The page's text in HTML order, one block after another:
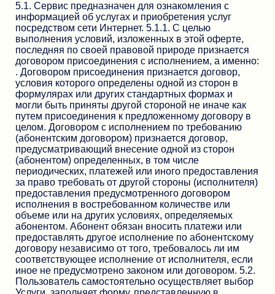
5.1. Сервис предназначен для ознакомления с
информацией об услугах и приобретения услуг
посредством сети Интернет. 5.1.1. С целью
выполнения условий, изложенных в этой оферте,
последняя по своей правовой природе признается
договором присоединения с исполнением, а именно:
. Договором присоединения признается договор,
условия которого определены одной из сторон в
формулярах или других стандартных формах и
могли быть приняты другой стороной не иначе как
путем присоединения к предложенному договору в
целом. Договором с исполнением по требованию
(абонентским договором) признается договор,
предусматривающий внесение одной из сторон
(абонентом) определенных, в том числе
периодических, платежей или иного предоставления
за право требовать от другой стороны (исполнителя)
предоставления предусмотренного договором
исполнения в востребованном количестве или
объеме или на других условиях, определяемых
абонентом. Абонент обязан вносить платежи или
предоставлять другое исполнение по абонентскому
договору независимо от того, требовалось ли им
соответствующее исполнение от исполнителя, если
иное не предусмотрено законом или договором. 5.2.
Пользователь самостоятельно осуществляет выбор